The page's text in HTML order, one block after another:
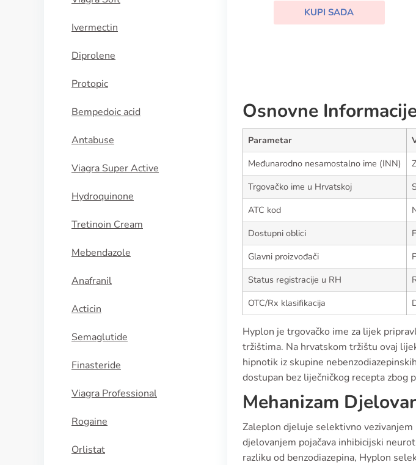
Ivermectin
Diprolene
Protopic
Bempedoic acid
Antabuse
Viagra Super Active
Hydroquinone
Tretinoin Cream
Mebendazole
Anafranil
Acticin
Semaglutide
Finasteride
Viagra Professional
Rogaine
Orlistat
KUPI SADA
Osnovne
Parametar
Međunarodno nesamostalno ime (INN)
Trgovačko ime u Hrvatskoj
ATC kod
Dostupni oblici
Glavni proizvođači
Status registracije u RH
OTC/Rx klasifikacija
Hyplon je trgovačko ime za lijek
tržištima. Na hrvatskom tržištu ovaj
hipnotik iz skupine
dostupan bez liječničkog recepta zbog
Mehanizam
Zaleplon djeluje selektivno
djelovanjem pojačava inhibicijski
razliku od benzodiazepina, Hyplon